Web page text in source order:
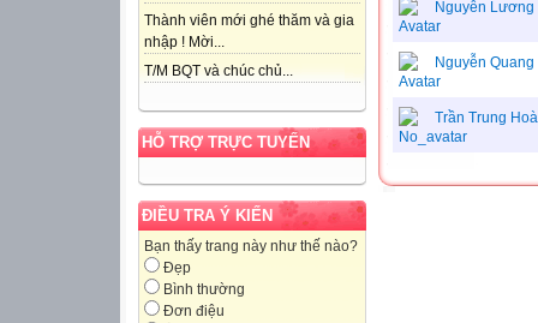
Thành viên mới ghé thăm và gia
nhập ! Mời...
T/M BQT và chúc chủ...
HỖ TRỢ TRỰC TUYẾN
ĐIỀU TRA Ý KIẾN
Bạn thấy trang này như thế nào?
Đẹp
Bình thường
Đơn điệu
Nguyễn Lương
Nguyễn Quang
Trần Trung